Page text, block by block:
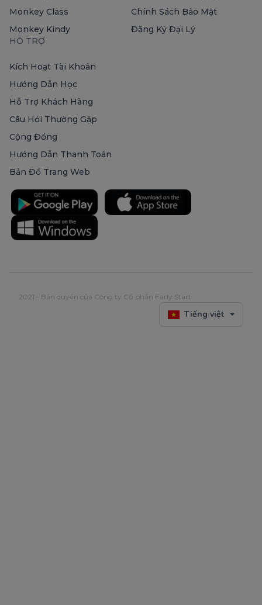
Monkey Class
Monkey Kindy
Chính Sách Bảo Mật
Đăng Ký Đại Lý
HỖ TRỢ
Kích Hoạt Tài Khoản
Hướng Dẫn Học
Hỗ Trợ Khách Hàng
Câu Hỏi Thường Gặp
Cộng Đồng
Hướng Dẫn Thanh Toán
Bản Đồ Trang Web
2021 - Bản quyền của Công ty Cổ phần Early Start
Tiếng việt